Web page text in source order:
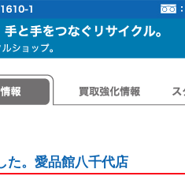
た。愛品館八千代店